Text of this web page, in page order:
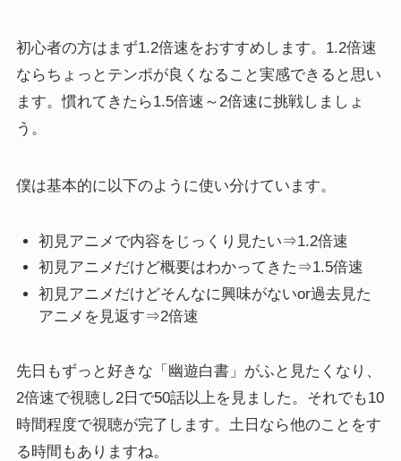
初心者の方はまず1.2倍速をおすすめします。1.2倍速
ならちょっとテンポが良くなること実感できると思い
ます。慣れてきたら1.5倍速～2倍速に挑戦しましょ
う。
僕は基本的に以下のように使い分けています。
初見アニメで内容をじっくり見たい⇒1.2倍速
初見アニメだけど概要はわかってきた⇒1.5倍速
初見アニメだけどそんなに興味がないor過去見た
アニメを見返す⇒2倍速
先日もずっと好きな「幽遊白書」がふと見たくなり、
2倍速で視聴し2日で50話以上を見ました。それでも10
時間程度で視聴が完了します。土日なら他のことをす
る時間もありますね。